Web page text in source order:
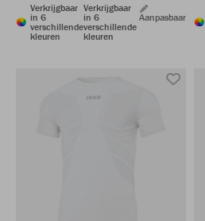
Verkrijgbaar
in 6
verschillende
kleuren
Verkrijgbaar
in 6
verschillende
kleuren
Aanpasbaar